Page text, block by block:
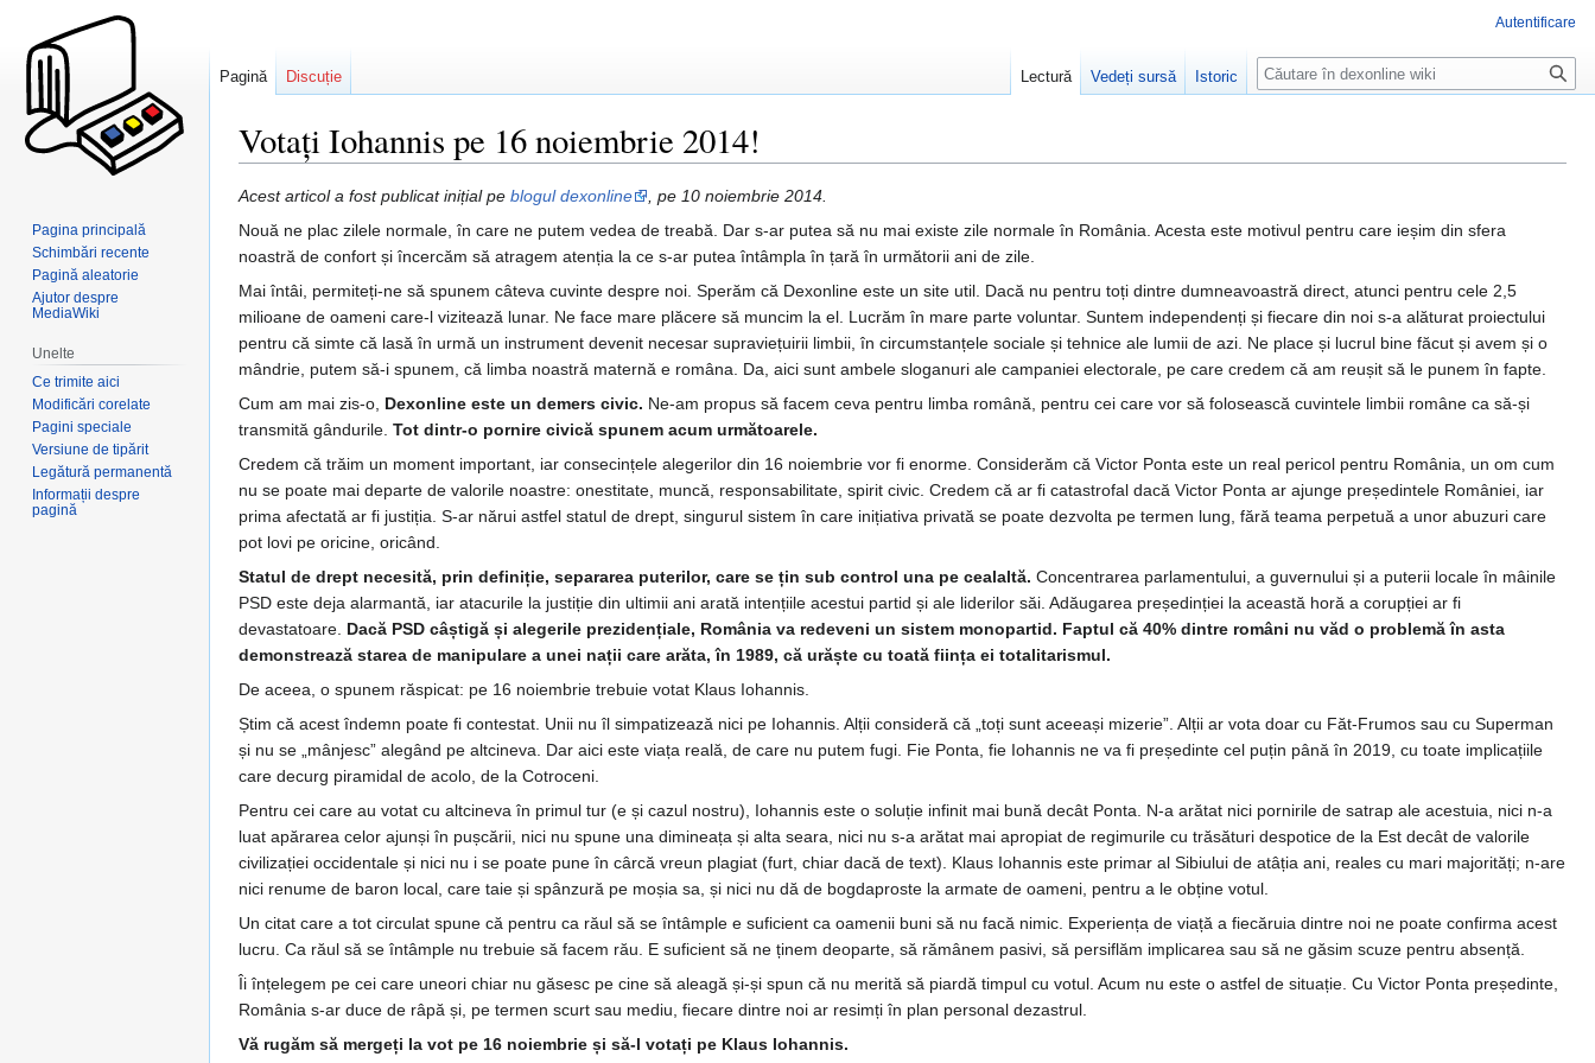
Votați Iohannis pe 16 noiembrie 2014!
Sari
la
navigare
Sari
la
căutare
Acest articol a fost publicat inițial pe blogul dexonline
, pe 10 noiembrie 2014.
Nouă ne plac zilele normale, în care ne putem vedea de treabă. Dar s-ar putea să nu mai existe zile normale în România. Acesta este motivul pentru care ieșim din sfera
noastră de confort și încercăm să atragem atenția la ce s-ar putea întâmpla în țară în următorii ani de zile.
Mai întâi, permiteți-ne să spunem câteva cuvinte despre noi. Sperăm că Dexonline este un site util. Dacă nu pentru toți dintre dumneavoastră direct, atunci pentru cele 2,5
milioane de oameni care-l vizitează lunar. Ne face mare plăcere să muncim la el. Lucrăm în mare parte voluntar. Suntem independenți și fiecare din noi s-a alăturat proiectului
pentru că simte că lasă în urmă un instrument devenit necesar supraviețuirii limbii, în circumstanțele sociale și tehnice ale lumii de azi. Ne place și lucrul bine făcut și avem și o
mândrie, putem să-i spunem, că limba noastră maternă e româna. Da, aici sunt ambele sloganuri ale campaniei electorale, pe care credem că am reușit să le punem în fapte.
Cum am mai zis-o, Dexonline este un demers civic. Ne-am propus să facem ceva pentru limba română, pentru cei care vor să folosească cuvintele limbii române ca să-și
transmită gândurile. Tot dintr-o pornire civică spunem acum următoarele.
Credem că trăim un moment important, iar consecințele alegerilor din 16 noiembrie vor fi enorme. Considerăm că Victor Ponta este un real pericol pentru România, un om cum
nu se poate mai departe de valorile noastre: onestitate, muncă, responsabilitate, spirit civic. Credem că ar fi catastrofal dacă Victor Ponta ar ajunge președintele României, iar
prima afectată ar fi justiția. S-ar nărui astfel statul de drept, singurul sistem în care inițiativa privată se poate dezvolta pe termen lung, fără teama perpetuă a unor abuzuri care
pot lovi pe oricine, oricând.
Statul de drept necesită, prin definiție, separarea puterilor, care se țin sub control una pe cealaltă. Concentrarea parlamentului, a guvernului și a puterii locale în mâinile
PSD este deja alarmantă, iar atacurile la justiție din ultimii ani arată intențiile acestui partid și ale liderilor săi. Adăugarea președinției la această horă a corupției ar fi
devastatoare. Dacă PSD câștigă și alegerile prezidențiale, România va redeveni un sistem monopartid. Faptul că 40% dintre români nu văd o problemă în asta
demonstrează starea de manipulare a unei nații care arăta, în 1989, că urăște cu toată ființa ei totalitarismul.
De aceea, o spunem răspicat: pe 16 noiembrie trebuie votat Klaus Iohannis.
Știm că acest îndemn poate fi contestat. Unii nu îl simpatizează nici pe Iohannis. Alții consideră că „toți sunt aceeași mizerie”. Alții ar vota doar cu Făt-Frumos sau cu Superman
și nu se „mânjesc” alegând pe altcineva. Dar aici este viața reală, de care nu putem fugi. Fie Ponta, fie Iohannis ne va fi președinte cel puțin până în 2019, cu toate implicațiile
care decurg piramidal de acolo, de la Cotroceni.
Pentru cei care au votat cu altcineva în primul tur (e și cazul nostru), Iohannis este o soluție infinit mai bună decât Ponta. N-a arătat nici pornirile de satrap ale acestuia, nici n-a
luat apărarea celor ajunși în pușcării, nici nu spune una dimineața și alta seara, nici nu s-a arătat mai apropiat de regimurile cu trăsături despotice de la Est decât de valorile
civilizației occidentale și nici nu i se poate pune în cârcă vreun plagiat (furt, chiar dacă de text). Klaus Iohannis este primar al Sibiului de atâția ani, reales cu mari majorități; n-are
nici renume de baron local, care taie și spânzură pe moșia sa, și nici nu dă de bogdaproste la armate de oameni, pentru a le obține votul.
Un citat care a tot circulat spune că pentru ca răul să se întâmple e suficient ca oamenii buni să nu facă nimic. Experiența de viață a fiecăruia dintre noi ne poate confirma acest
lucru. Ca răul să se întâmple nu trebuie să facem rău. E suficient să ne ținem deoparte, să rămânem pasivi, să persiflăm implicarea sau să ne găsim scuze pentru absență.
Îi înțelegem pe cei care uneori chiar nu găsesc pe cine să aleagă și-și spun că nu merită să piardă timpul cu votul. Acum nu este o astfel de situație. Cu Victor Ponta președinte,
România s-ar duce de râpă și, pe termen scurt sau mediu, fiecare dintre noi ar resimți în plan personal dezastrul.
Vă rugăm să mergeți la vot pe 16 noiembrie și să-l votați pe Klaus Iohannis.
Autentificare
Pagină Discuție Lectură Vedeți sursă Istoric Căutare
Pagina principală
Schimbări recente
Pagină aleatorie
Ajutor despre
MediaWiki
Unelte
Ce trimite aici
Modificări corelate
Pagini speciale
Versiune de tipărit
Legătură permanentă
Informații despre
pagină